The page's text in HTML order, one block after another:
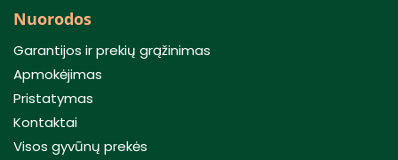
Nuorodos
Garantijos ir prekių grąžinimas
Apmokėjimas
Pristatymas
Kontaktai
Visos gyvūnų prekės